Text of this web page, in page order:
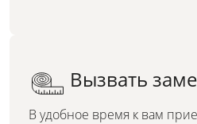
Вызвать
В удобное время к вам